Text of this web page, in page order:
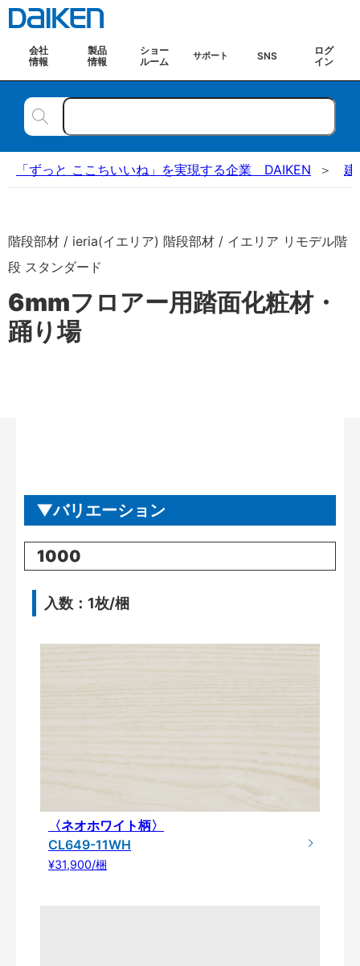
会社
情報
製品
情報
ショー
ルーム
サポート SNS
ログ
イン
「ずっと ここちいいね」を実現する企業 DAIKEN 建
階段部材 / ieria(イエリア) 階段部材 / イエリア リモデル階
段 スタンダード
6mmフロアー用踏面化粧材・
踊り場
バリエーション
1000
入数：1枚/梱
〈ネオホワイト柄〉
CL649-11WH
¥31,900/梱